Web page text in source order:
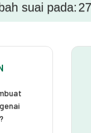
suai pada: